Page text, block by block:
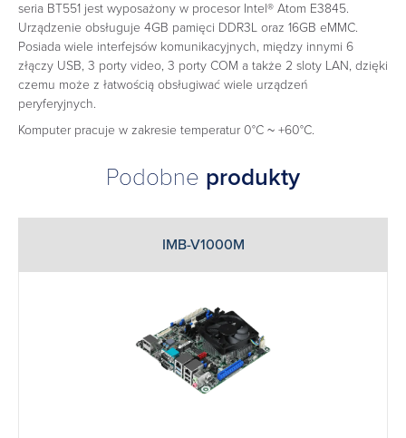
seria BT551 jest wyposażony w procesor Intel® Atom E3845.
Urządzenie obsługuje 4GB pamięci DDR3L oraz 16GB eMMC.
Posiada wiele interfejsów komunikacyjnych, między innymi 6
złączy USB, 3 porty video, 3 porty COM a także 2 sloty LAN, dzięki
czemu może z łatwością obsługiwać wiele urządzeń
peryferyjnych.
Komputer pracuje w zakresie temperatur 0°C ~ +60°C.
Podobne produkty
IMB-V1000M